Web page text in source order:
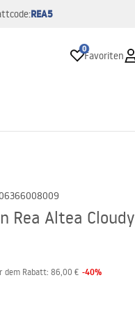
REA5
0
Favoriten
Rea Altea Cloudy
dem Rabatt: 86,00 € -40%